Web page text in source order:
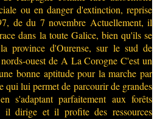
ou en danger d'extinction, reprise
de du 7 novembre Actuellement, il
dans la toute Galice, bien qu'ils se
province d'Ourense, sur le sud de
ouest de A La Corogne C'est un
bonne aptitude pour la marche par
qui lui permet de parcourir de grandes
s'adaptant parfaitement aux forêts
il dirige et il profite des ressources